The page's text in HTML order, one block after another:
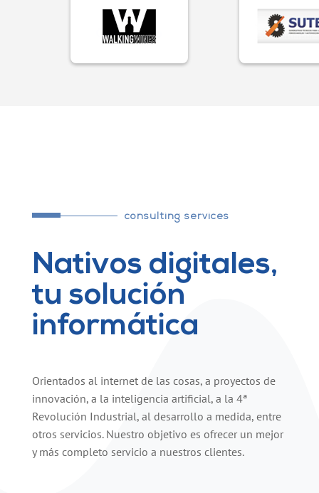
consulting services
Nativos digitales,
tu solución
informática
Orientados al internet de las cosas, a proyectos de
innovación, a la inteligencia artificial, a la 4ª
Revolución Industrial, al desarrollo a medida, entre
otros servicios. Nuestro objetivo es ofrecer un mejor
y más completo servicio a nuestros clientes.